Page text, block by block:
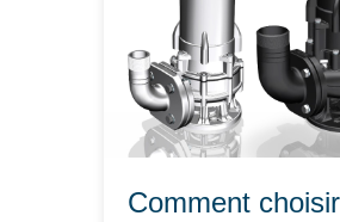
Comment